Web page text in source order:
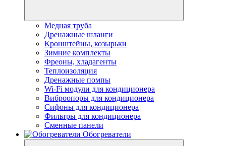
Медная труба
Дренажные шланги
Кронштейны, козырьки
Зимние комплекты
Фреоны, хладагенты
Теплоизоляция
Дренажные помпы
Wi-Fi модули для кондиционера
Виброопоры для кондиционера
Сифоны для кондиционера
Фильтры для кондиционера
Сменные панели
Обогреватели